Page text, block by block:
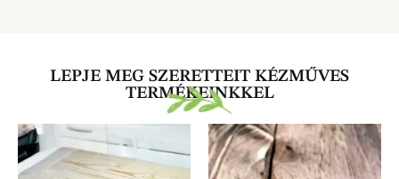
LEPJE MEG SZERETTEIT KÉZMŰVES
TERMÉKEINKKEL